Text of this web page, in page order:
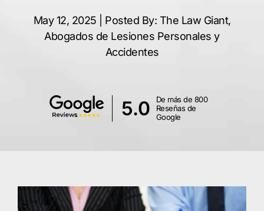
5.0
De más de 800
Reseñas de
Google
May 12, 2025 | Posted By: The Law Giant,
Abogados de Lesiones Personales y
Accidentes